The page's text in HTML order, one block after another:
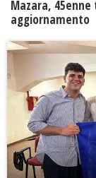
Mazara,
aggiornamento